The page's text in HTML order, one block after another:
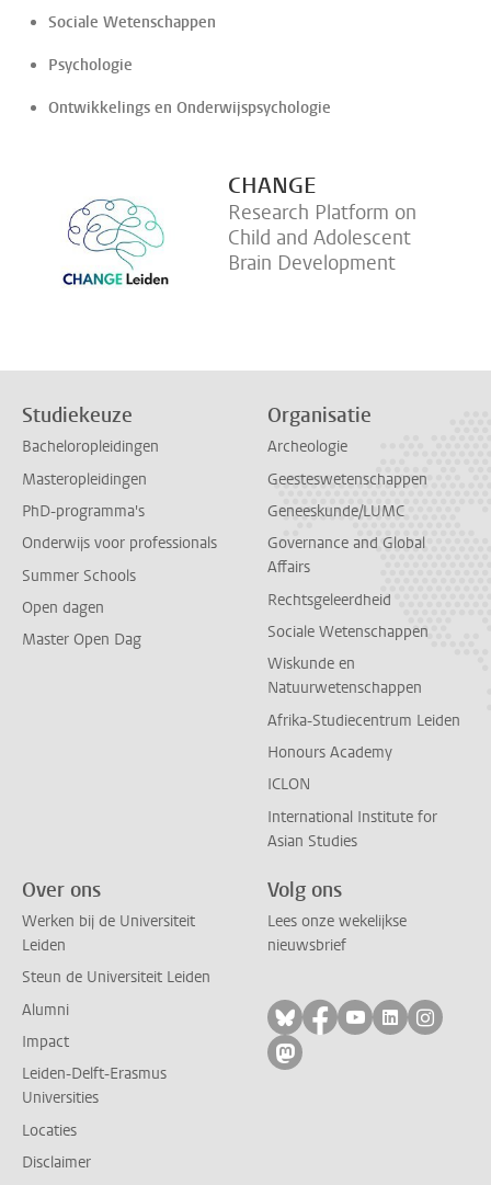
Sociale Wetenschappen
Psychologie
Ontwikkelings en Onderwijspsychologie
CHANGE
Research Platform on
Child and Adolescent
Brain Development
Studiekeuze
Bacheloropleidingen
Masteropleidingen
PhD-programma's
Onderwijs voor professionals
Summer Schools
Open dagen
Master Open Dag
Organisatie
Archeologie
Geesteswetenschappen
Geneeskunde/LUMC
Governance and Global
Affairs
Rechtsgeleerdheid
Sociale Wetenschappen
Wiskunde en
Natuurwetenschappen
Afrika-Studiecentrum Leiden
Honours Academy
ICLON
International Institute for
Asian Studies
Over ons
Werken bij de Universiteit
Leiden
Steun de Universiteit Leiden
Alumni
Impact
Leiden-Delft-Erasmus
Universities
Locaties
Disclaimer
Volg ons
Lees onze wekelijkse
nieuwsbrief
Volg ons op bluesky
Volg ons op
Volg ons op
Volg ons
Volg
Volg ons op mastodon